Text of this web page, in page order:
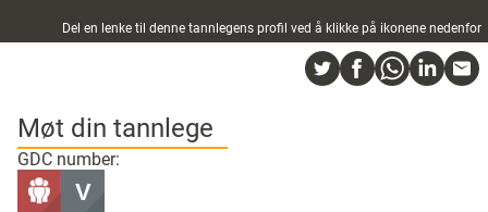
Del en lenke til denne tannlegens profil ved å klikke på ikonene nedenfor
Møt din tannlege
GDC number: